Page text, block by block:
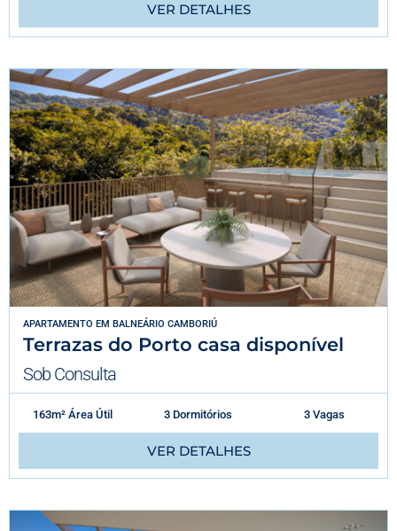
VER DETALHES
APARTAMENTO EM BALNEÁRIO CAMBORIÚ
Terrazas do Porto casa disponível
Sob Consulta
163m² Área Útil 3 Dormitórios 3 Vagas
VER DETALHES